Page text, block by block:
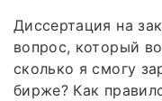
Диссертация на
вопрос, который
сколько я смогу
бирже? Как